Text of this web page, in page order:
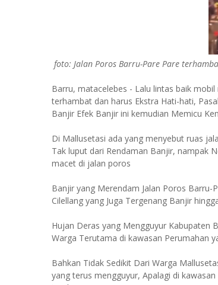
foto: Jalan Poros Barru-Pare Pare
Barru, matacelebes - Lalu lintas baik
terhambat dan harus Ekstra Hati-hati,
Banjir Efek Banjir ini kemudian Memicu
Di Mallusetasi ada yang menyebut ruas
Tak luput dari Rendaman Banjir, nampak
macet di jalan poros
Banjir yang Merendam Jalan Poros
Cilellang yang Juga Tergenang Banjir
Hujan Deras yang Mengguyur Kabupaten
Warga Terutama di kawasan Perumahan
Bahkan Tidak Sedikit Dari Warga
yang terus mengguyur, Apalagi di